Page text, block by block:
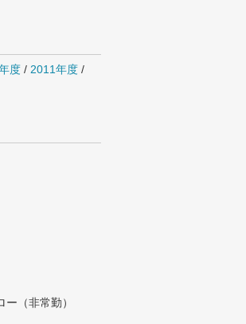
度 / 2011年度 /
（非常勤）